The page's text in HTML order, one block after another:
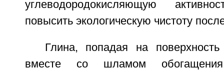
углеводородокисляющую
повысить экологическую чистоту
Глина, попадая на
вместе со шламом